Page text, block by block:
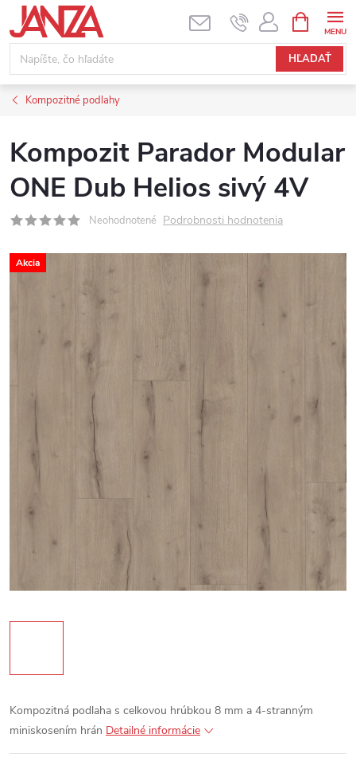
Prejsť na obsah
HĽADAŤ
Kompozitné podlahy
Kompozit Parador Modular
ONE Dub Helios sivý 4V
Neohodnotené Podrobnosti hodnotenia
Akcia
Kompozitná podlaha s celkovou hrúbkou 8 mm a 4-stranným
miniskosením hrán Detailné informácie